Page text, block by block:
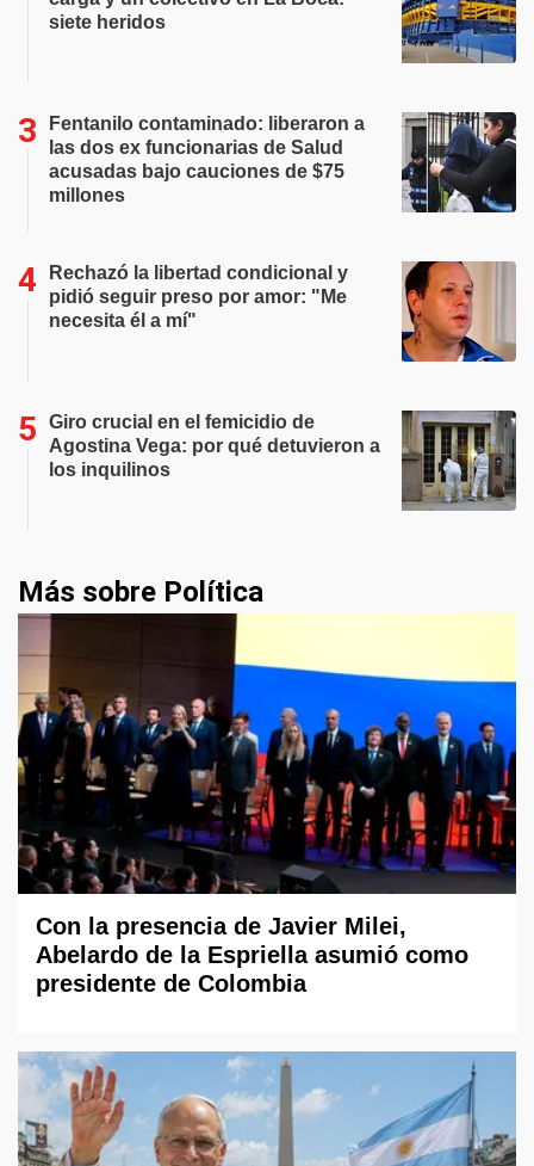
siete heridos
Fentanilo contaminado: liberaron a
las dos ex funcionarias de Salud
acusadas bajo cauciones de $75
millones
Rechazó la libertad condicional y
pidió seguir preso por amor: "Me
necesita él a mí"
Giro crucial en el femicidio de
Agostina Vega: por qué detuvieron a
los inquilinos
Más sobre Política
Con la presencia de Javier Milei,
Abelardo de la Espriella asumió como
presidente de Colombia